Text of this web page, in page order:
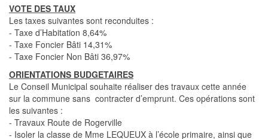
VOTE DES TAUX
Les taxes suivantes sont reconduites :
- Taxe d’Habitation 8,64%
- Taxe Foncier Bâti 14,31%
- Taxe Foncier Non Bâti 36,97%
ORIENTATIONS BUDGETAIRES
Le Conseil Municipal souhaite réaliser des travaux cette année
sur la commune sans contracter d’emprunt. Ces opérations sont
les suivantes :
- Travaux Route de Rogerville
- Isoler la classe de Mme LEQUEUX à l’école primaire, ainsi que